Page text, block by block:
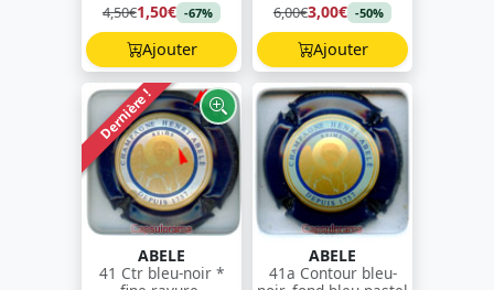
4,50€1,50€ -67%
Ajouter
6,00€3,00€ -50%
Ajouter
Dernière !
ABELE
41 Ctr bleu-noir *
ABELE
41a Contour bleu-